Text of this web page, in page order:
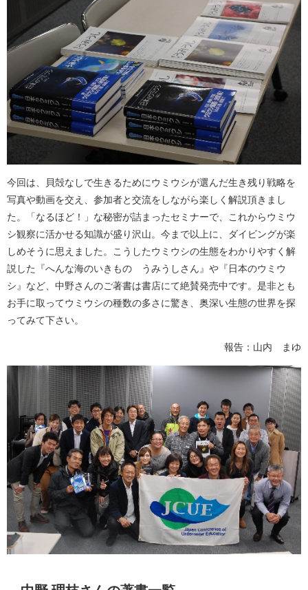
今回は、貝殻なしで生きるためにウミウシが選んだ生き残り戦略を
写真や動画を交え、参加者と交流をしながら楽しく解説頂きまし
た。「なるほど！」な秘密が詰まったセミナーで、これからウミウ
シ観察に活かせる知識が盛り沢山。今まで以上に、ダイビングが楽
しめそうに思えました。こうしたウミウシの生態をわかりやすく解
説した『へんな海のいきもの うみうしさん』や『日本のウミウ
シ』など、中野さんのご著書は書店にて絶賛発売中です。是非とも
お手に取ってウミウシの種数の多さに驚き、奥深い生態の世界を探
ってみて下さい。
報告：山内 まゆ